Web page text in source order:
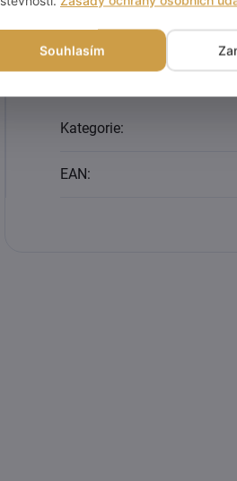
Doplňkové
Kategorie:
EAN:
Souhlasím